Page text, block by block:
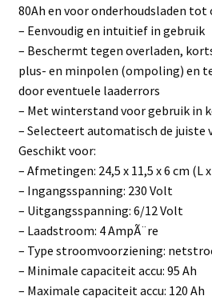
80Ah en voor onderhoudsladen tot
– Eenvoudig en intuitief in gebruik
– Beschermt tegen overladen,
plus- en minpolen (ompoling) en
door eventuele laaderrors
– Met winterstand voor gebruik in
– Selecteert automatisch de juiste
Geschikt voor:
– Afmetingen: 24,5 x 11,5 x 6 cm (L x
– Ingangsspanning: 230 Volt
– Uitgangsspanning: 6/12 Volt
– Laadstroom: 4 AmpÃ¨re
– Type stroomvoorziening:
– Minimale capaciteit accu: 95 Ah
– Maximale capaciteit accu: 120 Ah